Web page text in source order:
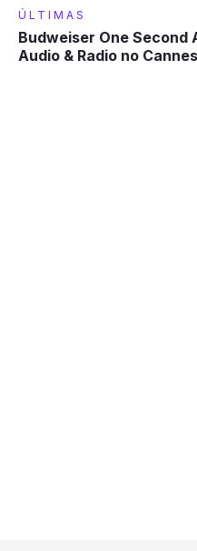
Budweiser One Second
Audio & Radio no